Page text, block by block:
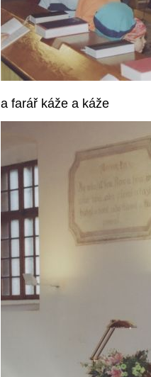
a farář káže a káže